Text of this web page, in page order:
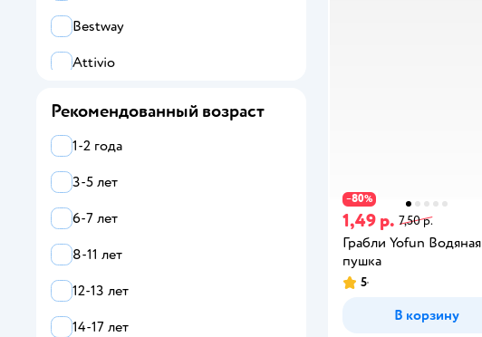
−80%
1,49 р. 7,50 р.
Грабли Yofun Водяная
пушка
5
В корзину
Bestway
Attivio
Все
Yofun
Abero
Рекомендованный возраст
1-2 года
3-5 лет
6-7 лет
8-11 лет
12-13 лет
14-17 лет